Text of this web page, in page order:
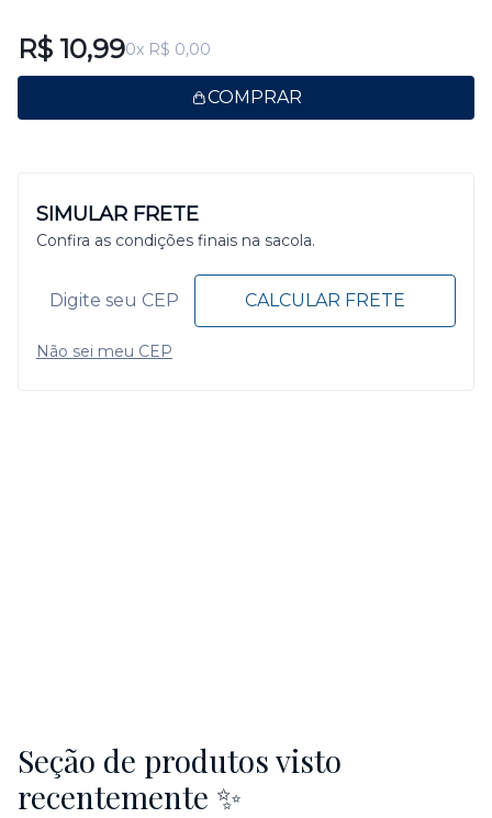
R$ 10,990x R$ 0,00
COMPRAR
SIMULAR FRETE
Confira as condições finais na sacola.
CALCULAR FRETE
Não sei meu CEP
Seção de produtos visto
recentemente ✨